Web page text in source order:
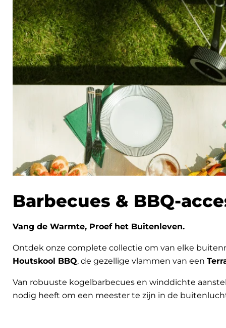
Barbecues & BBQ-
Vang de Warmte, Proef het Buitenleven.
Ontdek onze complete collectie om van elke
Houtskool BBQ, de gezellige vlammen van een
Van robuuste kogelbarbecues en winddichte
nodig heeft om een meester te zijn in de